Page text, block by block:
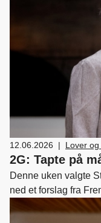
12.06.2026 | Lover
2G: Tapte på
Denne uken valgte
ned et forslag fra
konsekvensene
for